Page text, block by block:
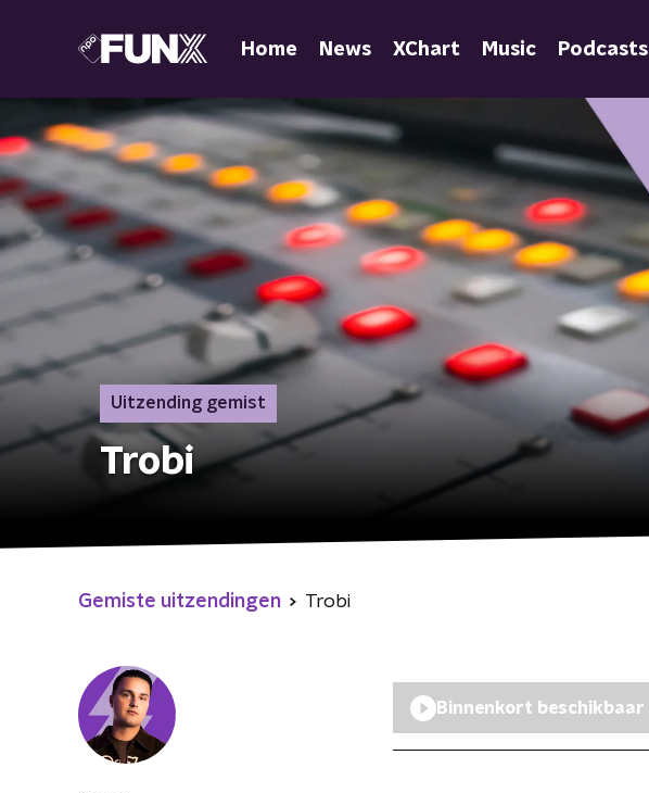
Home News XChart Music Podcasts
Uitzending gemist
Trobi
Gemiste uitzendingen Trobi
Binnenkort beschikbaar